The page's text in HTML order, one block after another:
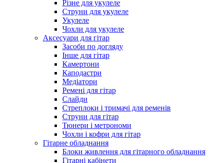
Різне для укулеле
Струни для укулеле
Укулеле
Чохли для укулеле
Аксесуари для гітар
Засоби по догляду
Інше для гітар
Камертони
Каподастри
Медіатори
Ремені для гітар
Слайди
Стреплоки і тримачі для ременів
Струни для гітар
Тюнери і метрономи
Чохли і кофри для гітар
Гітарне обладнання
Блоки живлення для гітарного обладнання
Гітарні кабінети